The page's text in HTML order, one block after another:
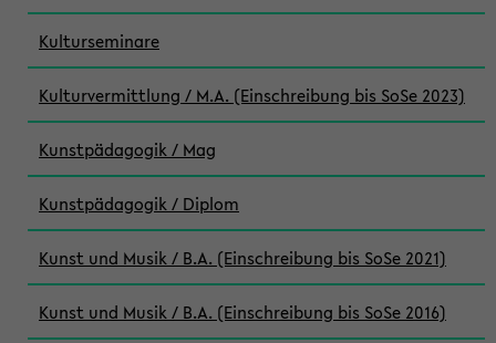
Kulturseminare
Kulturvermittlung / M.A. (Einschreibung bis SoSe 2023)
Kunstpädagogik / Mag
Kunstpädagogik / Diplom
Kunst und Musik / B.A. (Einschreibung bis SoSe 2021)
Kunst und Musik / B.A. (Einschreibung bis SoSe 2016)